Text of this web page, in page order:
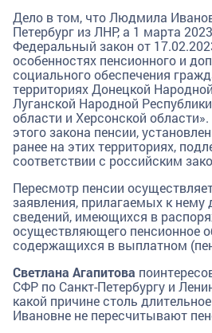
Дело в том, что Людмила
Петербург из ЛНР, а 1 марта
Федеральный закон от
особенностях пенсионного и
социального обеспечения
территориях Донецкой
Луганской Народной
области и Херсонской
этого закона пенсии,
ранее на этих территориях,
соответствии с российским
Пересмотр пенсии
заявления, прилагаемых к нему
сведений, имеющихся в
осуществляющего пенсионное
содержащихся в выплатном
Светлана Агапитова
СФР по Санкт-Петербургу и
какой причине столь
Ивановне не пересчитывают